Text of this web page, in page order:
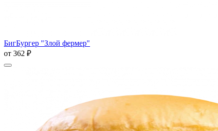
БигБургер "Злой фермер"
от 362 ₽